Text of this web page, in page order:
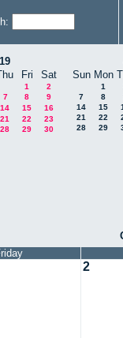
Fri Sat
1
2
7 8
9
14 15
16
21 22
23
28 29
30
Sun Mon
1
7
8
14
15
21
22
28
29
2